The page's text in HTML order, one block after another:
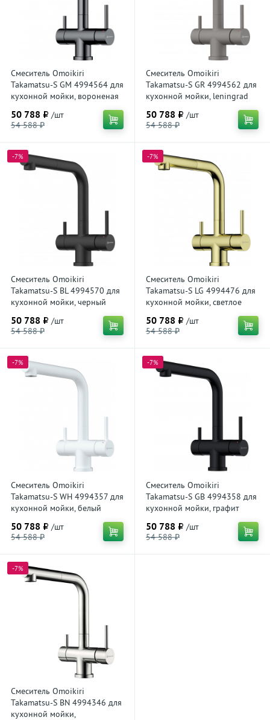
Смеситель Omoikiri
Takamatsu-S GM 4994564 для
кухонной мойки, вороненая
50 788 ₽ /шт
54 588 ₽
Смеситель Omoikiri
Takamatsu-S GR 4994562 для
кухонной мойки, leningrad
50 788 ₽ /шт
54 588 ₽
-7%
Смеситель Omoikiri
Takamatsu-S BL 4994570 для
кухонной мойки, черный
50 788 ₽ /шт
54 588 ₽
-7%
Смеситель Omoikiri
Takamatsu-S LG 4994476 для
кухонной мойки, светлое
50 788 ₽ /шт
54 588 ₽
-7%
Смеситель Omoikiri
Takamatsu-S WH 4994357 для
кухонной мойки, белый
50 788 ₽ /шт
54 588 ₽
-7%
Смеситель Omoikiri
Takamatsu-S GB 4994358 для
кухонной мойки, графит
50 788 ₽ /шт
54 588 ₽
-7%
Смеситель Omoikiri
Takamatsu-S BN 4994346 для
кухонной мойки,